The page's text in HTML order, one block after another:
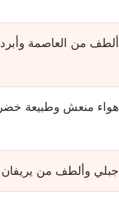
ألطف من العاصمة
هواء منعش وطبيعة
جبلي وألطف من يريفان